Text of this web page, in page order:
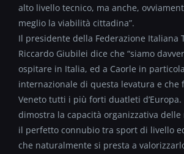
alto livello tecnico, ma anche,
meglio la viabilità cittadina”.
Il presidente della Federazione Italiana
Riccardo Giubilei dice che “siamo
ospitare in Italia, ed a Caorle in
internazionale di questa levatura e che
Veneto tutti i più forti duatleti d’Europa.
dimostra la capacità organizzativa delle
il perfetto connubio tra sport di livello
che naturalmente si presta a